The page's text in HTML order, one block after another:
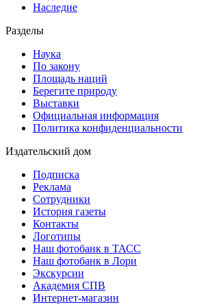
Наследие
Разделы
Наука
По закону
Площадь наций
Берегите природу
Выставки
Официальная информация
Политика конфиденциальности
Издательский дом
Подписка
Реклама
Сотрудники
История газеты
Контакты
Логотипы
Наш фотобанк в ТАСС
Наш фотобанк в Лори
Экскурсии
Академия СПВ
Интернет-магазин